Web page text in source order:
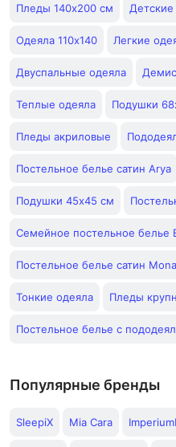
Пледы 140x200 см
Одеяла 110х140 Легкие
Двуспальные одеяла
Теплые одеяла Подушки
Пледы акриловые
Постельное белье сатин Arya
Подушки 45x45 см
Семейное постельное белье
Постельное белье сатин
Тонкие одеяла Пледы
Постельное белье с
Популярные бренды
SleepiX Mia Cara